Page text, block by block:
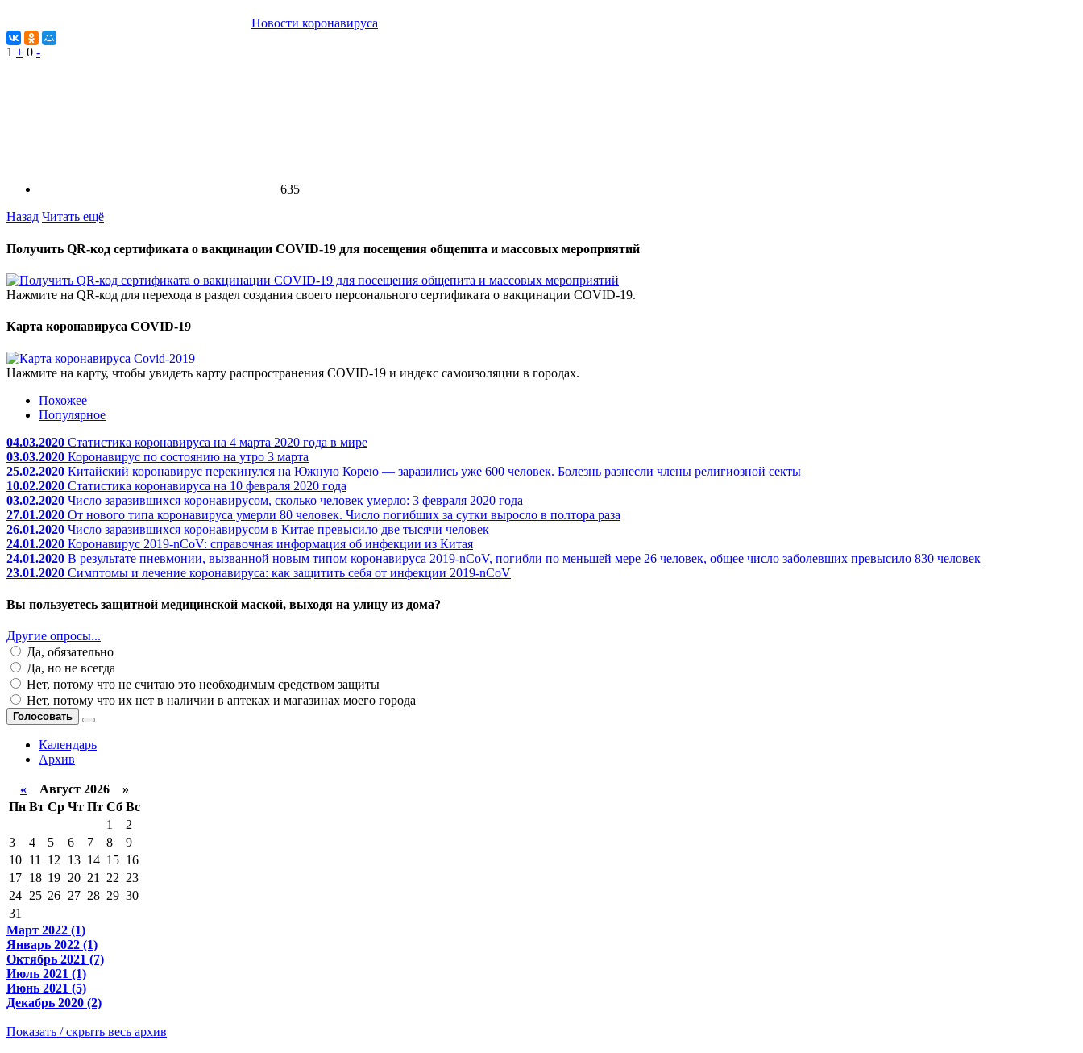
Новости коронавируса
1 + 0 -
635
Назад Читать ещё
Получить QR-код сертификата о вакцинации COVID-19 для посещения общепита и массовых мероприятий
Нажмите на QR-код для перехода в раздел создания своего персонального сертификата о вакцинации COVID-19.
Карта коронавируса COVID-19
Нажмите на карту, чтобы увидеть карту распространения COVID-19 и индекс самоизоляции в городах.
Похожее
Популярное
04.03.2020 Статистика коронавируса на 4 марта 2020 года в мире
03.03.2020 Коронавирус по состоянию на утро 3 марта
25.02.2020 Китайский коронавирус перекинулся на Южную Корею — заразились уже 600 человек. Болезнь разнесли члены религиозной секты
10.02.2020 Статистика коронавируса на 10 февраля 2020 года
03.02.2020 Число заразившихся коронавирусом, сколько человек умерло: 3 февраля 2020 года
27.01.2020 От нового типа коронавируса умерли 80 человек. Число погибших за сутки выросло в полтора раза
26.01.2020 Число заразившихся коронавирусом в Китае превысило две тысячи человек
24.01.2020 Коронавирус 2019-nCoV: справочная информация об инфекции из Китая
24.01.2020 В результате пневмонии, вызванной новым типом коронавируса 2019-nCoV, погибли по меньшей мере 26 человек, общее число заболевших превысило 830 человек
23.01.2020 Симптомы и лечение коронавируса: как защитить себя от инфекции 2019-nCoV
Вы пользуетесь защитной медицинской маской, выходя на улицу из дома?
Другие опросы...
Да, обязательно
Да, но не всегда
Нет, потому что не считаю это необходимым средством защиты
Нет, потому что их нет в наличии в аптеках и магазинах моего города
Голосовать
Календарь
Архив
« Август 2026 »
Пн Вт Ср Чт Пт Сб Вс
1
2
3
4 5 6 7 8
9
10 11 12 13 14 15 16
17 18 19 20 21 22 23
24 25 26 27 28 29 30
31
Март 2022 (1)
Январь 2022 (1)
Октябрь 2021 (7)
Июль 2021 (1)
Июнь 2021 (5)
Декабрь 2020 (2)
Показать / скрыть весь архив